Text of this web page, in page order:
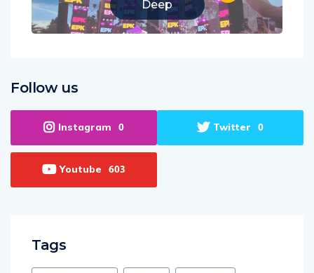
Deep
Follow us
Instagram 0 Twitter 0
Youtube 603
Tags